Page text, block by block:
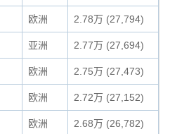
欧洲 2.78万 (27,794)
亚洲 2.77万 (27,694)
欧洲 2.75万 (27,473)
欧洲 2.72万 (27,152)
欧洲 2.68万 (26,782)